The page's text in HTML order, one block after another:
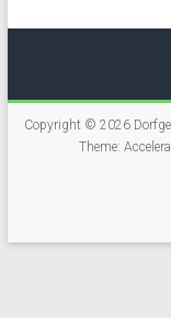
Copyright © 2026
Theme: